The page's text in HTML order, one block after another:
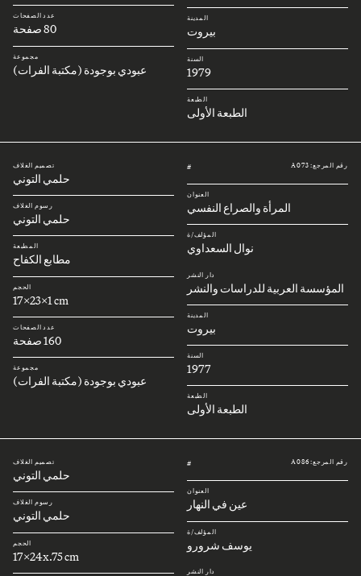
المدينة
بيروت
السنة
1979
الطبعة
الطبعة الأولى
عدد الصفحات
80 صفحة
مجموعة
عبودي بوجودة (مكتبة الفرات)
رقم المرجع: A073 #
العنوان
المرأة والصراع النفسي
المؤلف/ة
نوال السعداوي
دار النشر
المؤسسة العربية للدراسات والنشر
المدينة
بيروت
السنة
1977
الطبعة
الطبعة الأولى
تصميم الغلاف
حلمي التوني
رسوم الغلاف
حلمي التوني
المطبعة
مطابع الكفاح
الحجم
17x23x1 cm
عدد الصفحات
160 صفحة
مجموعة
عبودي بوجودة (مكتبة الفرات)
رقم المرجع: A086 #
العنوان
عين في النهار
المؤلف/ة
يوسف شرورو
دار النشر
تصميم الغلاف
حلمي التوني
رسوم الغلاف
حلمي التوني
الحجم
17x24x.75 cm